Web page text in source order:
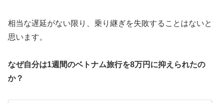
相当な遅延がない限り、乗り継ぎを失敗することはないと
思います。
なぜ自分は1週間のベトナム旅行を8万円に抑えられたの
か？